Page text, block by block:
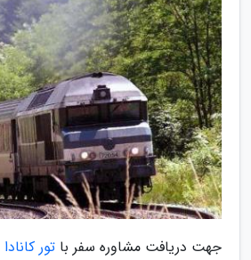
جهت دریافت مشاوره سفر با تور کانادا